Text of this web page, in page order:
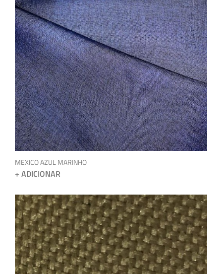
MEXICO AZUL MARINHO
+ ADICIONAR